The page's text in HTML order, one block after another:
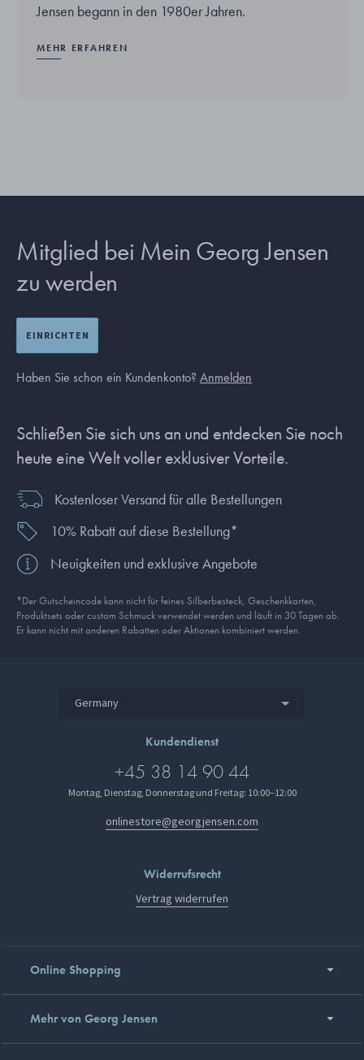
Jensen begann in den 1980er Jahren.
MEHR ERFAHREN
Mitglied bei Mein Georg Jensen
zu werden
EINRICHTEN
Haben Sie schon ein Kundenkonto? Anmelden
Schließen Sie sich uns an und entdecken Sie noch
heute eine Welt voller exklusiver Vorteile.
Kostenloser Versand für alle Bestellungen
10% Rabatt auf diese Bestellung*
Neuigkeiten und exklusive Angebote
*Der Gutscheincode kann nicht für feines Silberbesteck, Geschenkkarten,
Produkt­sets oder custom Schmuck verwendet werden und läuft in 30 Tagen ab.
Er kann nicht mit anderen Rabatten oder Aktionen kombiniert werden.
Germany
Kundendienst
+45 38 14 90 44
Montag, Dienstag, Donnerstag und Freitag: 10:00–12:00
onlinestore@georgjensen.com
Widerrufsrecht
Vertrag widerrufen
Online Shopping
Mehr von Georg Jensen